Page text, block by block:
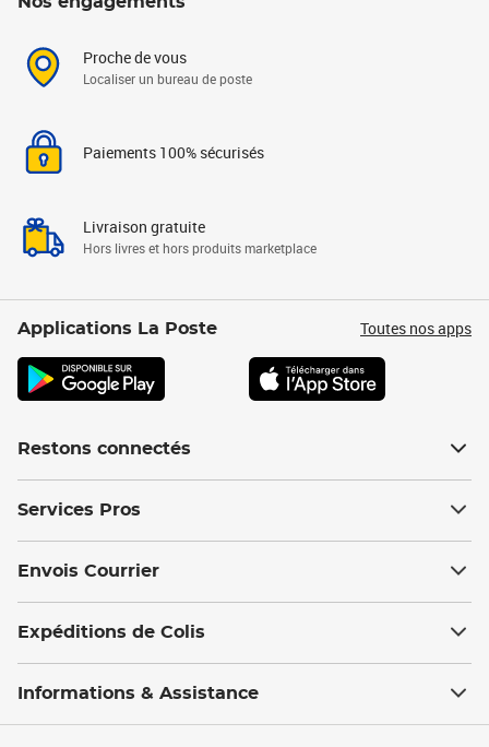
Proche de vous
Localiser un bureau de poste
Paiements 100% sécurisés
Livraison gratuite
Hors livres et hors produits marketplace
Applications La Poste Toutes nos apps
Restons connectés
Services Pros
Envois Courrier
Expéditions de Colis
Informations & Assistance